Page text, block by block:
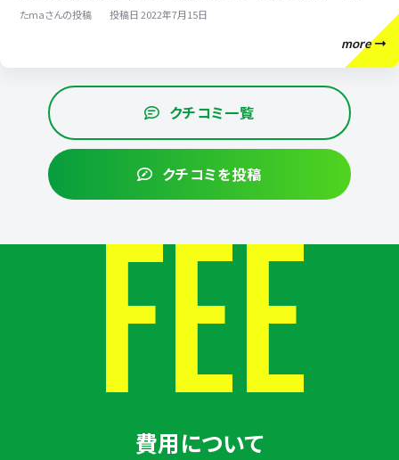
く走り回るわけじゃないのに汗をいっぱいかきます。 ちょっとラケットスポーツの
たmaさんの投稿 投稿日 2022年7月15日
more
クチコミ一覧
クチコミを投稿
FEE
費用について